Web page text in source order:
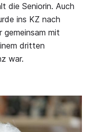
die Seniorin. Auch
ins KZ nach
gemeinsam mit
dritten
war.